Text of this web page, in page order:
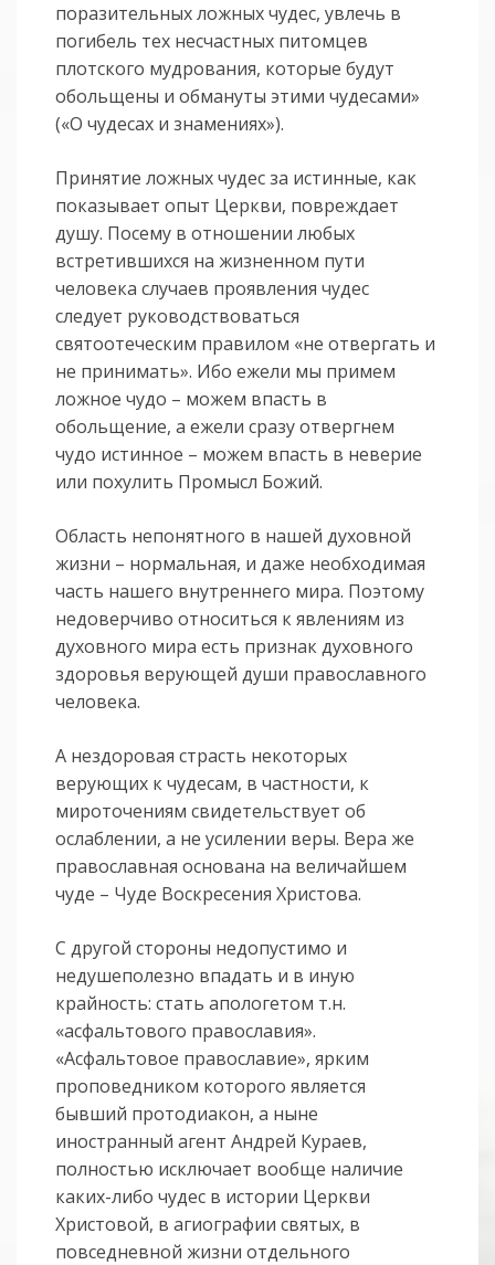
поразительных ложных чудес, увлечь в
погибель тех несчастных питомцев
плотского мудрования, которые будут
обольщены и обмануты этими чудесами»
(«О чудесах и знамениях»).
Принятие ложных чудес за истинные, как
показывает опыт Церкви, повреждает
душу. Посему в отношении любых
встретившихся на жизненном пути
человека случаев проявления чудес
следует руководствоваться
святоотеческим правилом «не отвергать и
не принимать». Ибо ежели мы примем
ложное чудо – можем впасть в
обольщение, а ежели сразу отвергнем
чудо истинное – можем впасть в неверие
или похулить Промысл Божий.
Область непонятного в нашей духовной
жизни – нормальная, и даже необходимая
часть нашего внутреннего мира. Поэтому
недоверчиво относиться к явлениям из
духовного мира есть признак духовного
здоровья верующей души православного
человека.
А нездоровая страсть некоторых
верующих к чудесам, в частности, к
мироточениям свидетельствует об
ослаблении, а не усилении веры. Вера же
православная основана на величайшем
чуде – Чуде Воскресения Христова.
С другой стороны недопустимо и
недушеполезно впадать и в иную
крайность: стать апологетом т.н.
«асфальтового православия».
«Асфальтовое православие», ярким
проповедником которого является
бывший протодиакон, а ныне
иностранный агент Андрей Кураев,
полностью исключает вообще наличие
каких-либо чудес в истории Церкви
Христовой, в агиографии святых, в
повседневной жизни отдельного